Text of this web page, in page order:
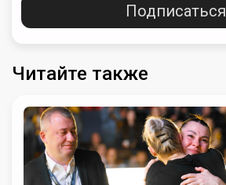
Подписаться
Читайте также